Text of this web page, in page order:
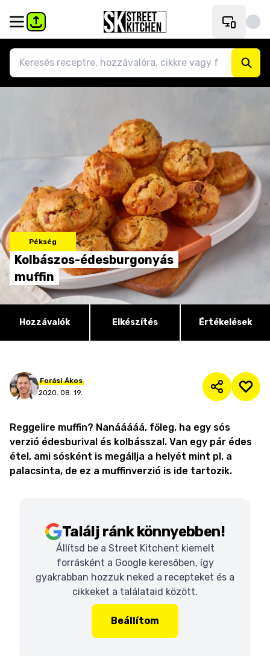
Pékség
Kolbászos-édesburgonyás
muffin
Hozzávalók Elkészítés Értékelések
Forási Ákos
2020. 08. 19.
Reggelire muffin? Nanááááá, főleg, ha egy sós
verzió édesburival és kolbásszal. Van egy pár édes
étel, ami sósként is megállja a helyét mint pl. a
palacsinta, de ez a muffinverzió is ide tartozik.
Találj ránk könnyebben!
Állítsd be a Street Kitchent kiemelt
forrásként a Google keresőben, így
gyakrabban hozzuk neked a recepteket és a
cikkeket a találataid között.
Beállítom